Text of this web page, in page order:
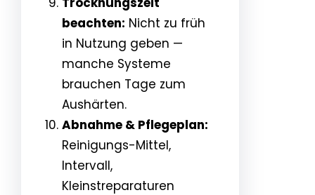
beachten: Nicht zu früh
in Nutzung geben —
manche Systeme
brauchen Tage zum
Aushärten.
Abnahme & Pflegeplan:
Reinigungs-Mittel,
Intervall,
Kleinstreparaturen